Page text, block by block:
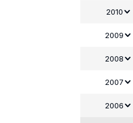
2010
2009
2008
2007
2006